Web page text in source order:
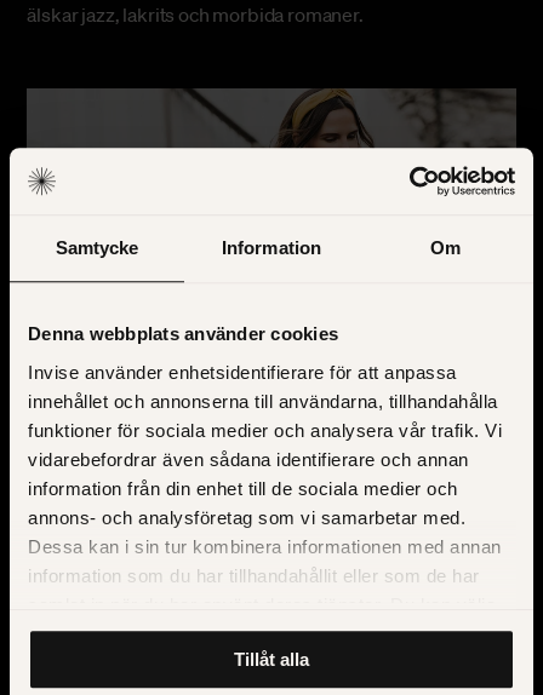
Samtycke Information Om
Denna webbplats använder cookies
Invise använder enhetsidentifierare för att anpassa
innehållet och annonserna till användarna, tillhandahålla
funktioner för sociala medier och analysera vår trafik. Vi
vidarebefordrar även sådana identifierare och annan
information från din enhet till de sociala medier och
annons- och analysföretag som vi samarbetar med.
Dessa kan i sin tur kombinera informationen med annan
information som du har tillhandahållit eller som de har
att klicka på “information” för att välja och justera vilka
cookies som ska sättas. Läs vår
Tillåt alla
älskar jazz, lakrits och morbida romaner.